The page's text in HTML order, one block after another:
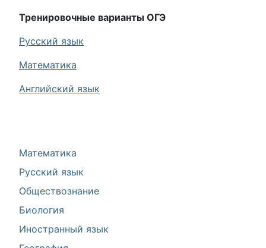
Математика
Русский язык
Обществознание
Биология
Иностранный язык
Тренировочные варианты ОГЭ
Русский язык
Математика
Английский язык